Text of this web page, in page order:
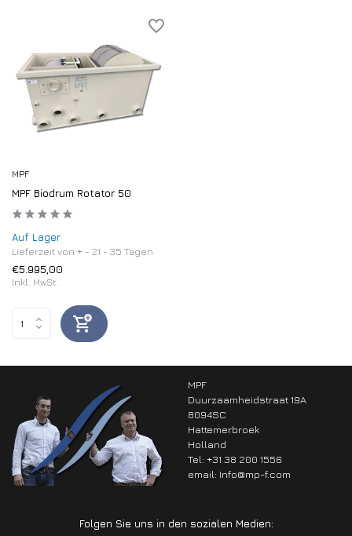
MPF
MPF Biodrum Rotator 50
Auf Lager
Lieferzeit von + - 21 - 35 Tagen
€5.995,00
Inkl. MwSt.
MPF
Duurzaamheidstraat 19A
8094SC
Hattemerbroek
Holland
Tel: +31 38 200 1556
email: Info@mp-f.com
Folgen Sie uns in den sozialen Medien: